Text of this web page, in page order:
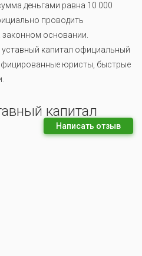
деньгами равна 10 000
проводить
законном основании.
капитал официальный
юристы, быстрые
капитал
Написать отзыв